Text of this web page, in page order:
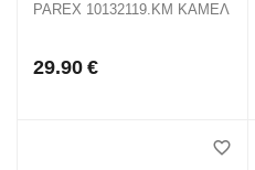
PAREX 10132119.KM ΚΑΜΕΛ
29.90 €